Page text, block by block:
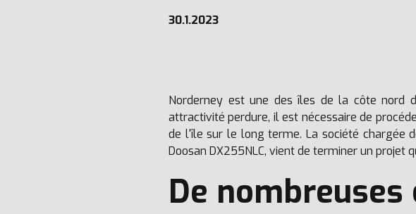
30.1.2023
Norderney est une des îles de la côte nord
attractivité perdure, il est nécessaire de
de l'île sur le long terme. La société chargée
Doosan DX255NLC, vient de terminer un
De